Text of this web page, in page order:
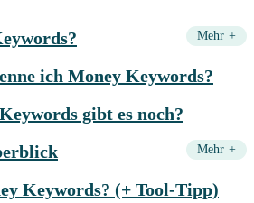
+
ich Money Keywords?
gibt es noch?
+
Keywords? (+ Tool-Tipp)